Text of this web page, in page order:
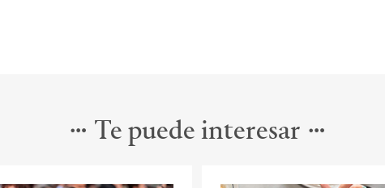
Te puede interesar